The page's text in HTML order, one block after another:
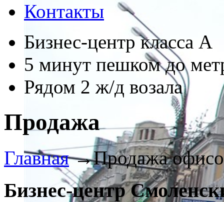
Контакты
Бизнес-центр класса А
5 минут пешком до
Рядом 2 ж/д возала
Продажа
Главная →Продажа
Бизнес-центр